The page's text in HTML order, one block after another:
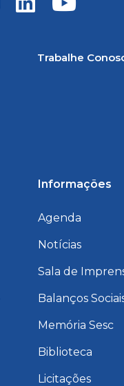
Trabalhe
Informações
Agenda
Notícias
Sala de
Balanços
Memória Sesc
Biblioteca
Licitações